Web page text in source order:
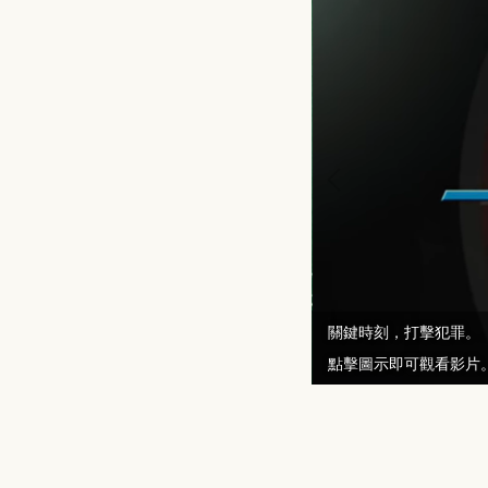
關鍵時刻，打擊犯罪。
點擊圖示即可觀看影片
點擊圖示即可觀看影片